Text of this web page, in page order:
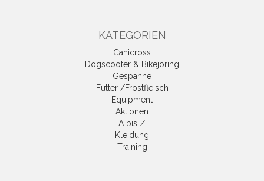
KATEGORIEN
Canicross
Dogscooter & Bikejöring
Gespanne
Futter /Frostfleisch
Equipment
Aktionen
A bis Z
Kleidung
Training